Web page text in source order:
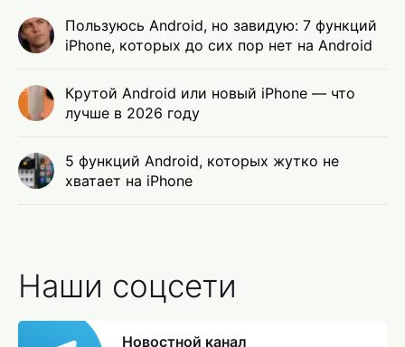
Пользуюсь Android, но завидую: 7 функций
iPhone, которых до сих пор нет на Android
Крутой Android или новый iPhone — что
лучше в 2026 году
5 функций Android, которых жутко не
хватает на iPhone
Наши соцсети
Новостной канал